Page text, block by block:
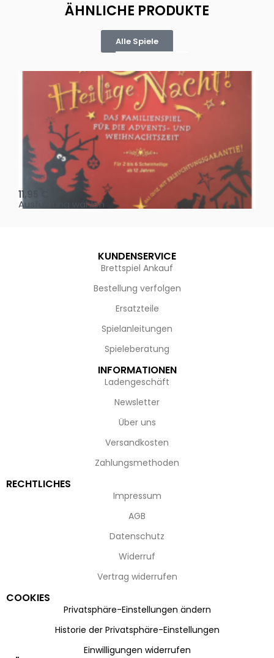
ÄHNLICHE PRODUKTE
Alle Spiele
Oh, heilige Nacht!
11,95
Ausführung wählen
KUNDENSERVICE
Brettspiel Ankauf
Bestellung verfolgen
Ersatzteile
Spielanleitungen
Spieleberatung
INFORMATIONEN
Ladengeschäft
Newsletter
Über uns
Versandkosten
Zahlungsmethoden
RECHTLICHES
Impressum
AGB
Datenschutz
Widerruf
Vertrag widerrufen
COOKIES
Privatsphäre-Einstellungen ändern
Historie der Privatsphäre-Einstellungen
Einwilligungen widerrufen